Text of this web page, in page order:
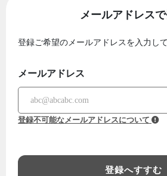
メールアドレス
登録ご希望のメールアドレスを入力し
メールアドレス
登録不可能なメールアドレスについて
登録へすすむ